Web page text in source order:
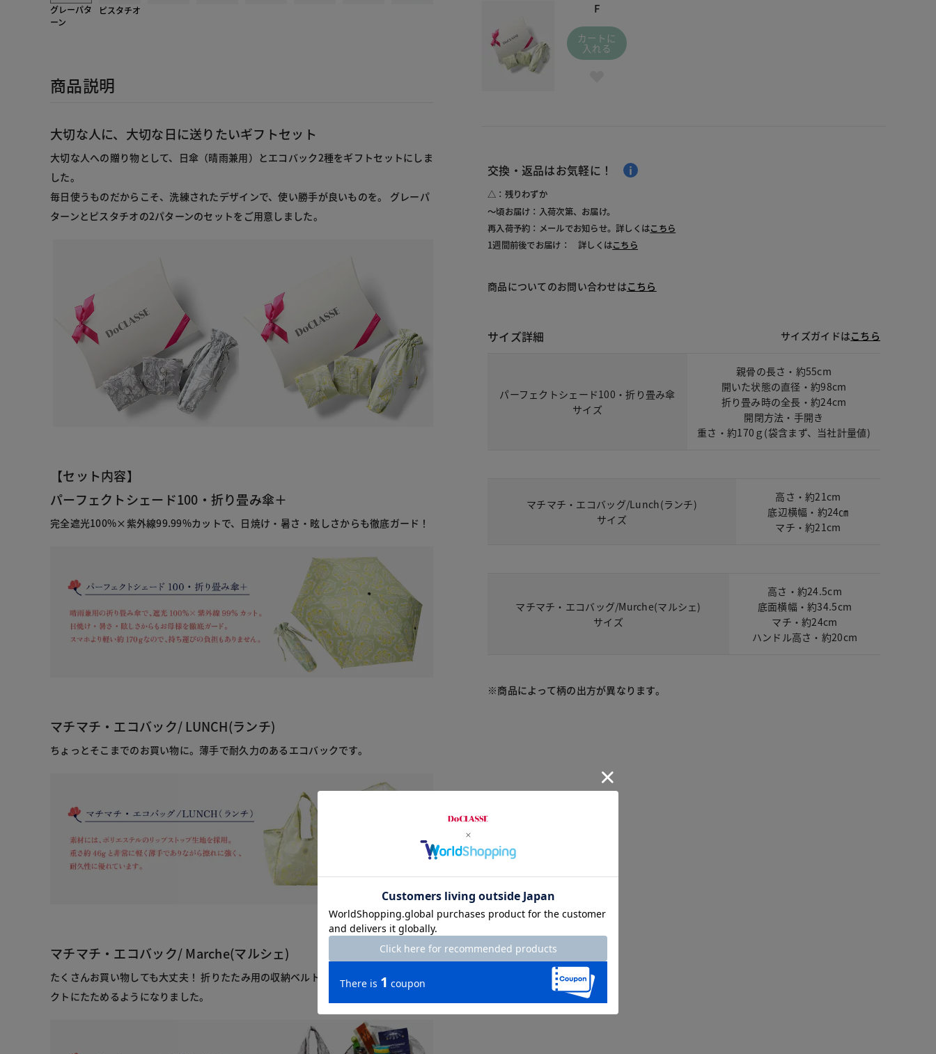
グレーパタ
ーン
ピスタチオ
商品説明
大切な人に、大切な日に送りたいギフトセット
大切な人への贈り物として、日傘（晴雨兼用）とエコバック2種をギフトセットにしま
した。
毎日使うものだからこそ、洗練されたデザインで、使い勝手が良いものを。 グレーパ
ターンとピスタチオの2パターンのセットをご用意しました。
【セット内容】
パーフェクトシェード100・折り畳み傘＋
完全遮光100%×紫外線99.99%カットで、日焼け・暑さ・眩しさからも徹底ガード！
マチマチ・エコバック/ LUNCH(ランチ)
ちょっとそこまでのお買い物に。薄手で耐久力のあるエコバックです。
マチマチ・エコバック/ Marche(マルシェ)
たくさんお買い物しても大丈夫！ 折りたたみ用の収納ベルトが進化してさらにコンパ
クトにたためるようになりました。
F
カートに
入れる
交換・返品はお気軽に！
△：残りわずか
～頃お届け：入荷次第、お届け。
再入荷予約：メールでお知らせ。詳しくはこちら
1週間前後でお届け： 詳しくはこちら
商品についてのお問い合わせはこちら
サイズ詳細 サイズガイドはこちら
パーフェクトシェード100・折り畳み傘
サイズ
親骨の長さ・約55cm
開いた状態の直径・約98cm
折り畳み時の全長・約24cm
開閉方法・手開き
重さ・約170ｇ(袋含まず、当社計量値)
マチマチ・エコバッグ/Lunch(ランチ)
サイズ
高さ・約21cm
底辺横幅・約24㎝
マチ・約21cm
マチマチ・エコバッグ/Murche(マルシェ)
サイズ
高さ・約24.5cm
底面横幅・約34.5cm
マチ・約24cm
ハンドル高さ・約20cm
※商品によって柄の出方が異なります。